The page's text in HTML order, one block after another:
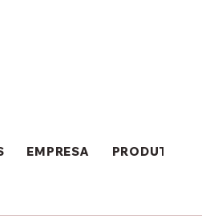
EMPRESA PRODUTOS